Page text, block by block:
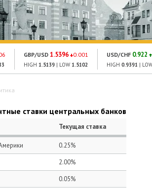
GBP/USD 1.5396 0.001
HIGH 1.5139 | LOW 1.5102
USD/CHF 0.922
HIGH 0.9391 |
ставки центральных банков
Текущая ставка
0.25%
2.00%
0.05%